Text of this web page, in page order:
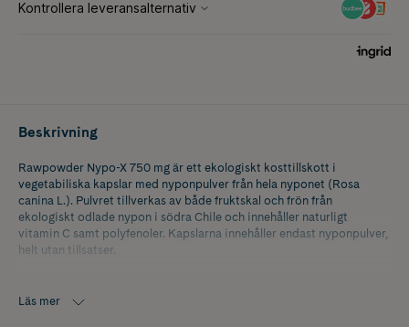
Beskrivning
Rawpowder Nypo-X 750 mg är ett ekologiskt kosttillskott i
vegetabiliska kapslar med nyponpulver från hela nyponet (Rosa
canina L.). Pulvret tillverkas av både fruktskal och frön från
ekologiskt odlade nypon i södra Chile och innehåller naturligt
vitamin C samt polyfenoler. Kapslarna innehåller endast nyponpulver,
helt utan tillsatser.
Läs mer